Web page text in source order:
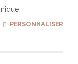
PERSONNALISER